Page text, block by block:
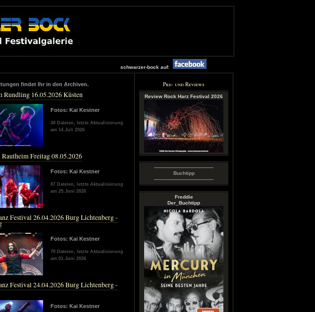
schwarzer-bock auf:
Pre- und Reviews
Review Rock Harz Festival 2026
----------------------------------------
Buchtipp
----------------------------------------
Freddie
Der_Buchtipp
Ihr in den Archiven.
Rundling 16.05.2026 Küsten
Fotos: Kai Kestner
49 Dateien, letzte Aktualisierung
am 14.Juli 2026
Freitag 08.05.2026
Fotos: Kai Kestner
87 Dateien, letzte Aktualisierung
am 25.Juni 2026
Festival 26.04.2026 Burg Lichtenberg -
Fotos: Kai Kestner
70 Dateien, letzte Aktualisierung
am 01.Juni 2026
Festival 24.04.2026 Burg Lichtenberg -
Fotos: Kai Kestner